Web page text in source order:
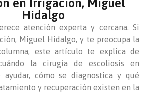
en Irrigación, Miguel
Hidalgo
atención experta y cercana. Si
Miguel Hidalgo, y te preocupa la
este artículo te explica de
la cirugía de escoliosis en
ayudar, cómo se diagnostica y qué
y recuperación existen en la